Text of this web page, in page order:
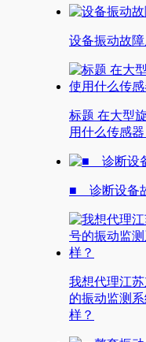
设备振动故
标题 在大型
用什么传感器
■ 诊断设备
我想代理江
的振动监测
样？